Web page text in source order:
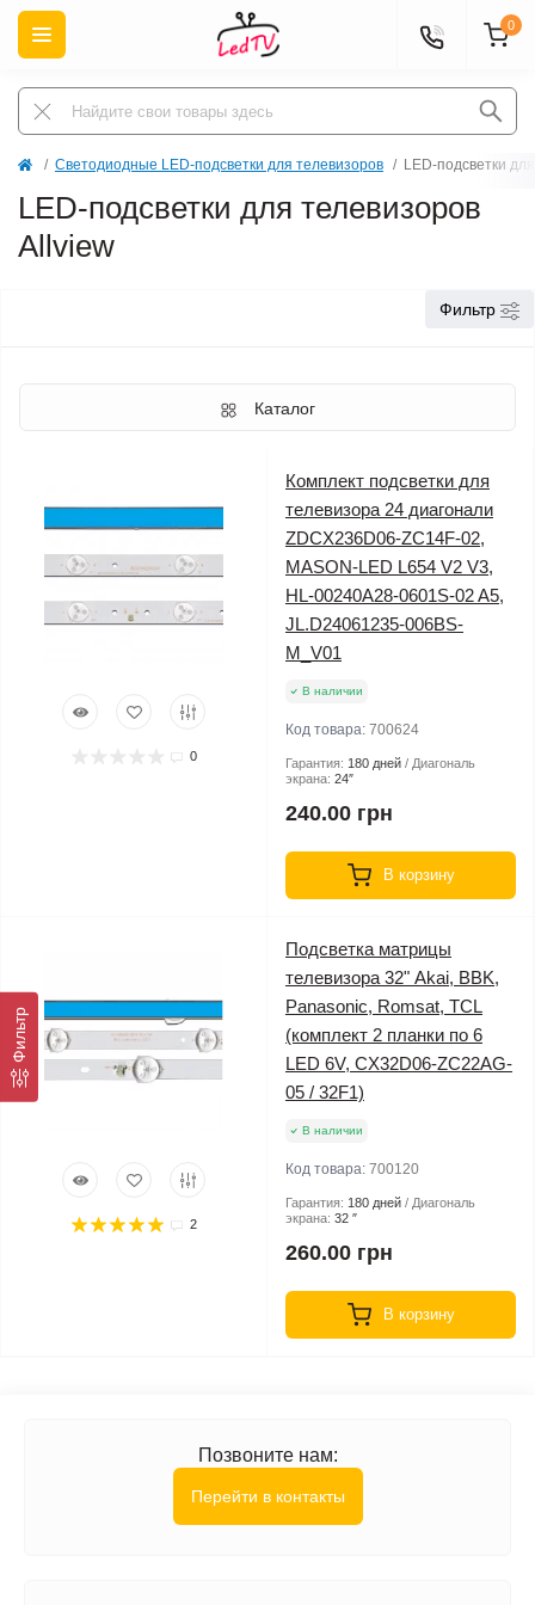
0
Светодиодные LED-подсветки для телевизоров LED-подсветки
LED-подсветки для телевизоров
Allview
Фильтр
Фильтр
Каталог
0
Комплект подсветки для
телевизора 24 диагонали
ZDCX236D06-ZC14F-02,
MASON-LED L654 V2 V3,
HL-00240A28-0601S-02 A5,
JL.D24061235-006BS-
M_V01
В наличии
Код товара: 700624
Гарантия: 180 дней
Диагональ
экрана: 24″
240.00 грн
В корзину
2
Подсветка матрицы
телевизора 32" Akai, BBK,
Panasonic, Romsat, TCL
(комплект 2 планки по 6
LED 6V, CX32D06-ZC22AG-
05 / 32F1)
В наличии
Код товара: 700120
Гарантия: 180 дней
Диагональ
экрана: 32 ″
260.00 грн
В корзину
Позвоните нам:
Перейти в контакты